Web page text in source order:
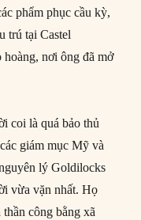
phẩm phục cầu kỳ,
trú tại Castel
hoàng, nơi ông đã mở
coi là quá bảo thủ
giám mục Mỹ và
lý Goldilocks
vừa vặn nhất. Họ
công bằng xã